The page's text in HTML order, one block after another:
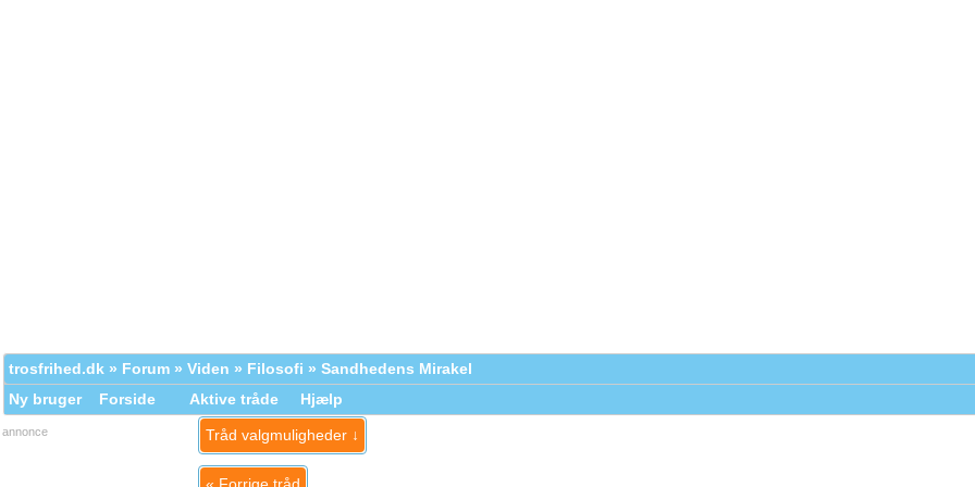
trosfrihed.dk » Forum » Viden » Filosofi » Sandhedens Mirakel
Ny bruger
Forside Aktive tråde Hjælp
annonce Tråd valgmuligheder ↓